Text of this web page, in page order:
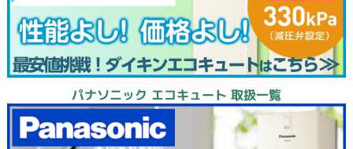
パナソニック エコキュート 取扱一覧